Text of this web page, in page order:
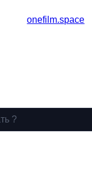
onefilm.space